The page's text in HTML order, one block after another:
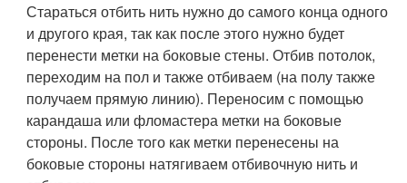
Стараться отбить нить нужно до самого конца одного
и другого края, так как после этого нужно будет
перенести метки на боковые стены. Отбив потолок,
переходим на пол и также отбиваем (на полу также
получаем прямую линию). Переносим с помощью
карандаша или фломастера метки на боковые
стороны. После того как метки перенесены на
боковые стороны натягиваем отбивочную нить и